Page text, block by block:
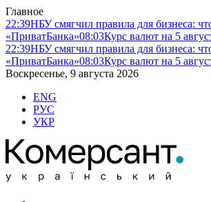
Главное
22:39НБУ смягчил правила для бизнеса:
«ПриватБанка»08:03Курс валют на 5
22:39НБУ смягчил правила для бизнеса:
«ПриватБанка»08:03Курс валют на 5
Воскресенье, 9 августа 2026
ENG
РУС
УКР